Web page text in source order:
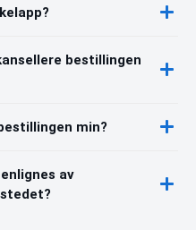
bestillingen
min?
av